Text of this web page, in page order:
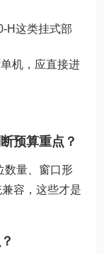
H这类挂式部
机，应直接进
预算重点？
数量、窗口形
容，这些才是